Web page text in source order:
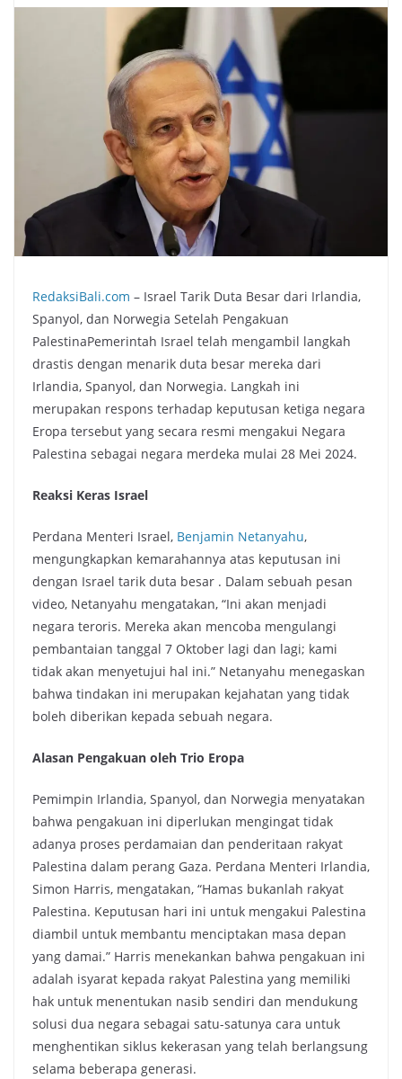
RedaksiBali.com – Israel Tarik Duta Besar dari Irlandia,
Spanyol, dan Norwegia Setelah Pengakuan
PalestinaPemerintah Israel telah mengambil langkah
drastis dengan menarik duta besar mereka dari
Irlandia, Spanyol, dan Norwegia. Langkah ini
merupakan respons terhadap keputusan ketiga negara
Eropa tersebut yang secara resmi mengakui Negara
Palestina sebagai negara merdeka mulai 28 Mei 2024.
Reaksi Keras Israel
Perdana Menteri Israel, Benjamin Netanyahu,
mengungkapkan kemarahannya atas keputusan ini
dengan Israel tarik duta besar . Dalam sebuah pesan
video, Netanyahu mengatakan, “Ini akan menjadi
negara teroris. Mereka akan mencoba mengulangi
pembantaian tanggal 7 Oktober lagi dan lagi; kami
tidak akan menyetujui hal ini.” Netanyahu menegaskan
bahwa tindakan ini merupakan kejahatan yang tidak
boleh diberikan kepada sebuah negara.
Alasan Pengakuan oleh Trio Eropa
Pemimpin Irlandia, Spanyol, dan Norwegia menyatakan
bahwa pengakuan ini diperlukan mengingat tidak
adanya proses perdamaian dan penderitaan rakyat
Palestina dalam perang Gaza. Perdana Menteri Irlandia,
Simon Harris, mengatakan, “Hamas bukanlah rakyat
Palestina. Keputusan hari ini untuk mengakui Palestina
diambil untuk membantu menciptakan masa depan
yang damai.” Harris menekankan bahwa pengakuan ini
adalah isyarat kepada rakyat Palestina yang memiliki
hak untuk menentukan nasib sendiri dan mendukung
solusi dua negara sebagai satu-satunya cara untuk
menghentikan siklus kekerasan yang telah berlangsung
selama beberapa generasi.